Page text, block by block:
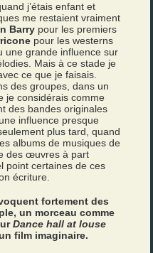
j’étais enfant et
me restaient vraiment
Barry pour les premiers
pour les westerns
une grande influence sur
Mais à ce stade je
ce que je faisais.
des groupes, dans un
je considérais comme
des bandes originales
influence presque
plus tard, quand
albums de musiques de
des œuvres à part
point certaines de ces
écriture.
fortement des
un morceau comme
Dance hall at louse
film imaginaire.